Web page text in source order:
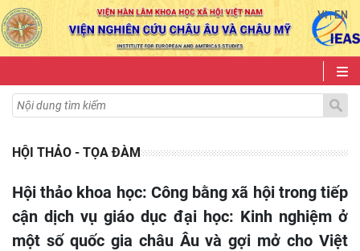
VI|EN
HỘI THẢO - TỌA ĐÀM
Hội thảo khoa học: Công bằng xã hội trong tiếp
cận dịch vụ giáo dục đại học: Kinh nghiệm ở
một số quốc gia châu Âu và gợi mở cho Việt